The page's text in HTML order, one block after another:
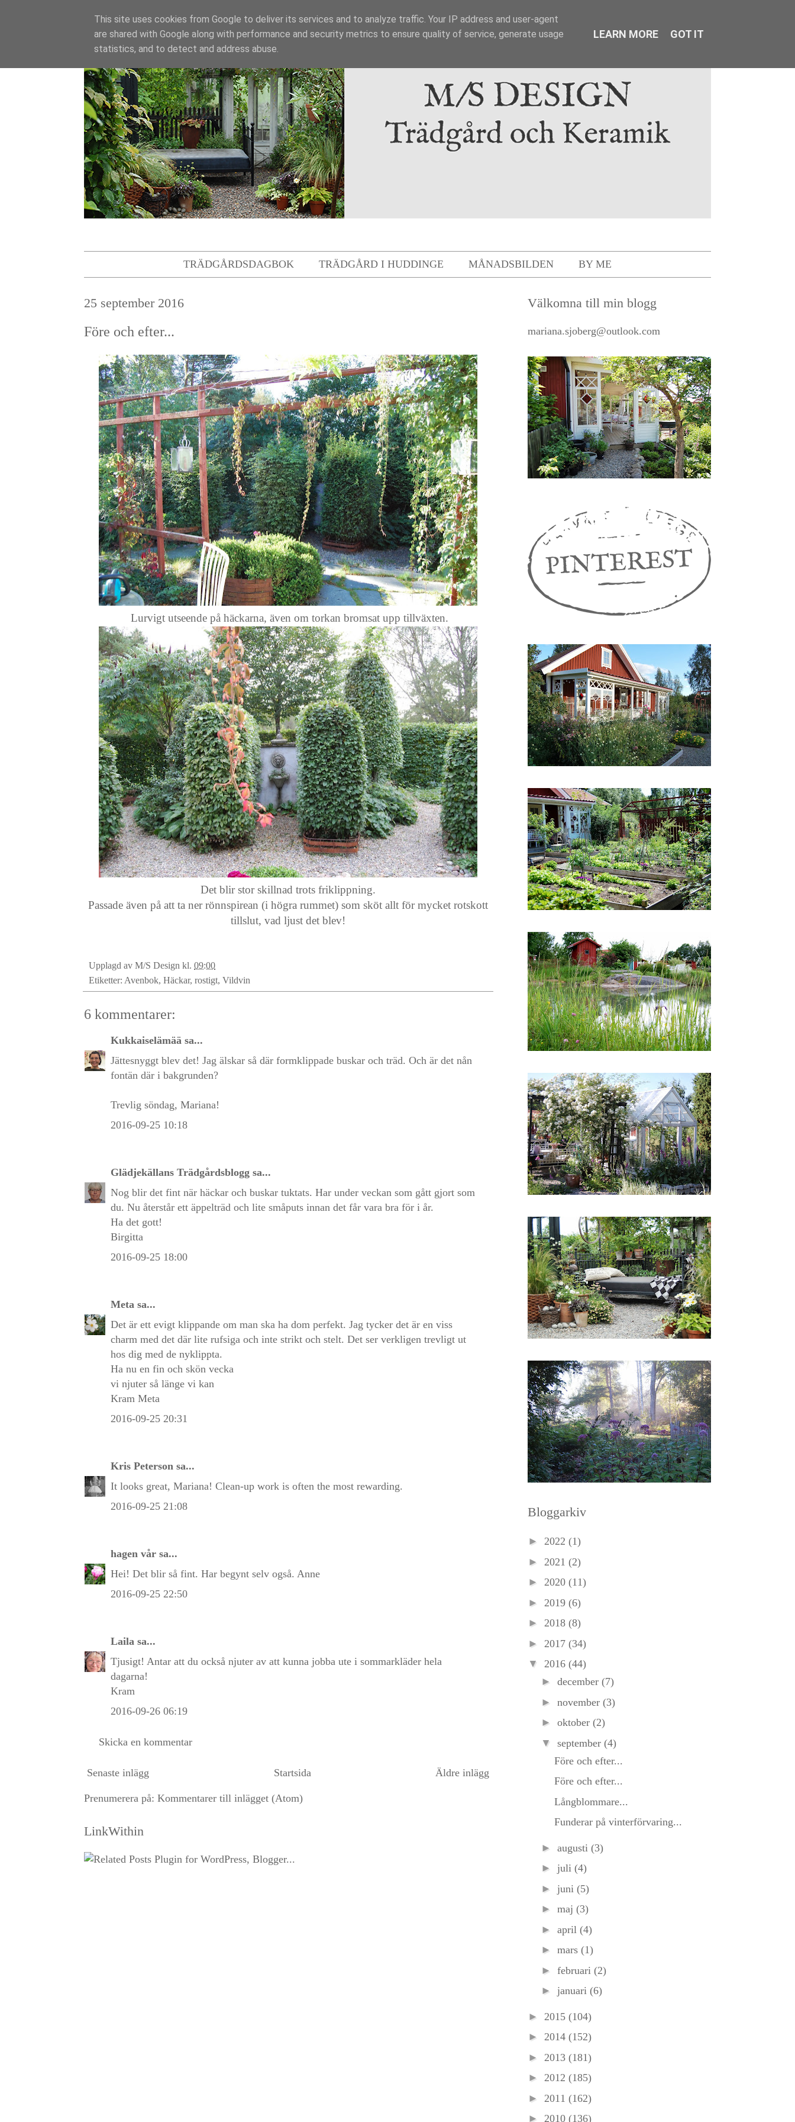
TRÄDGÅRDSDAGBOK TRÄDGÅRD I HUDDINGE MÅNADSBILDEN BY ME
25 september 2016
Före och efter...
Lurvigt utseende på häckarna, även om torkan bromsat upp tillväxten.
Det blir stor skillnad trots friklippning.
Passade även på att ta ner rönnspirean (i högra rummet) som sköt allt för mycket rotskott
tillslut, vad ljust det blev!
Upplagd av M/S Design kl. 09:00
Etiketter: Avenbok, Häckar, rostigt, Vildvin
6 kommentarer:
Kukkaiselämää sa...
Jättesnyggt blev det! Jag älskar så där formklippade buskar och träd. Och är det nån
fontän där i bakgrunden?
Trevlig söndag, Mariana!
2016-09-25 10:18
Glädjekällans Trädgårdsblogg sa...
Nog blir det fint när häckar och buskar tuktats. Har under veckan som gått gjort som
du. Nu återstår ett äppelträd och lite småputs innan det får vara bra för i år.
Ha det gott!
Birgitta
2016-09-25 18:00
Meta sa...
Det är ett evigt klippande om man ska ha dom perfekt. Jag tycker det är en viss
charm med det där lite rufsiga och inte strikt och stelt. Det ser verkligen trevligt ut
hos dig med de nyklippta.
Ha nu en fin och skön vecka
vi njuter så länge vi kan
Kram Meta
2016-09-25 20:31
Kris Peterson sa...
It looks great, Mariana! Clean-up work is often the most rewarding.
2016-09-25 21:08
hagen vår sa...
Hei! Det blir så fint. Har begynt selv også. Anne
2016-09-25 22:50
Laila sa...
Tjusigt! Antar att du också njuter av att kunna jobba ute i sommarkläder hela
dagarna!
Kram
2016-09-26 06:19
Skicka en kommentar
Senaste inlägg Äldre inlägg
Startsida
Prenumerera på: Kommentarer till inlägget (Atom)
LinkWithin
Välkomna till min blogg
mariana.sjoberg@outlook.com
Bloggarkiv
► 2022 (1)
► 2021 (2)
► 2020 (11)
► 2019 (6)
► 2018 (8)
► 2017 (34)
▼ 2016 (44)
► december (7)
► november (3)
► oktober (2)
▼ september (4)
Före och efter...
Före och efter...
Långblommare...
Funderar på vinterförvaring...
► augusti (3)
► juli (4)
► juni (5)
► maj (3)
► april (4)
► mars (1)
► februari (2)
► januari (6)
► 2015 (104)
► 2014 (152)
► 2013 (181)
► 2012 (185)
► 2011 (162)
► 2010 (136)
This site uses cookies from Google to deliver its services and to analyze traffic. Your IP address and user-agent
are shared with Google along with performance and security metrics to ensure quality of service, generate usage
statistics, and to detect and address abuse.
LEARN MORE GOT IT